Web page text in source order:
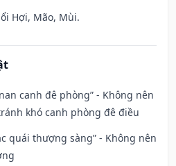
Hợi, Mão, Mùi.
canh đê phòng” - Không nên
khó canh phòng đê điều
quái thượng sàng” - Không nên